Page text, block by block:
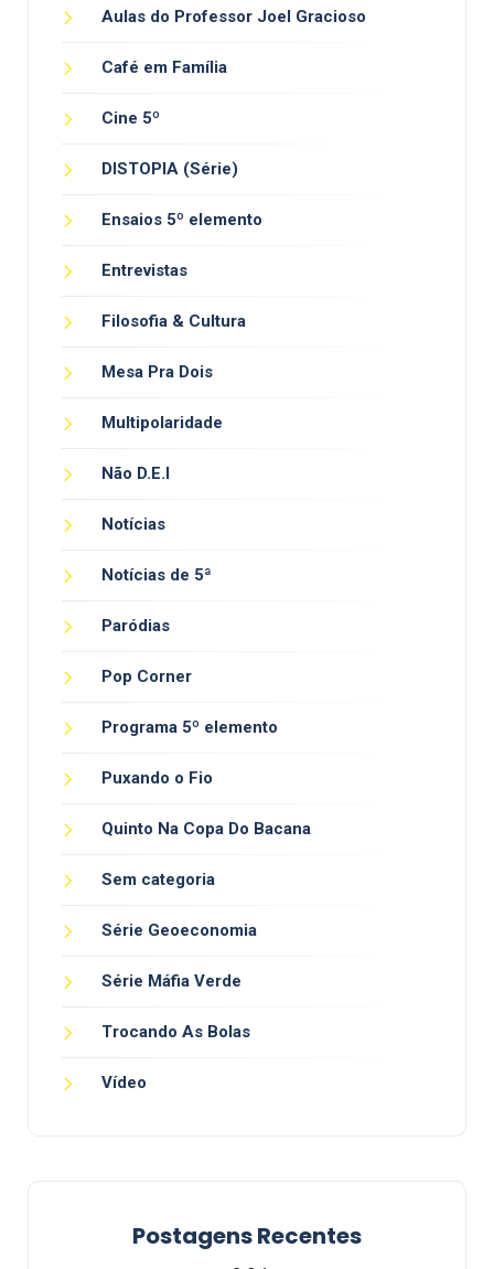
Aulas do Professor Joel Gracioso
Café em Família
Cine 5º
DISTOPIA (Série)
Ensaios 5º elemento
Entrevistas
Filosofia & Cultura
Mesa Pra Dois
Multipolaridade
Não D.E.I
Notícias
Notícias de 5ª
Paródias
Pop Corner
Programa 5º elemento
Puxando o Fio
Quinto Na Copa Do Bacana
Sem categoria
Série Geoeconomia
Série Máfia Verde
Trocando As Bolas
Vídeo
Postagens Recentes